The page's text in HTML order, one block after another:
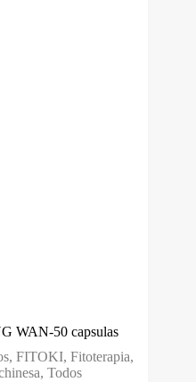
WAN-50 capsulas
,FITOKI,Fitoterapia,
, Todos